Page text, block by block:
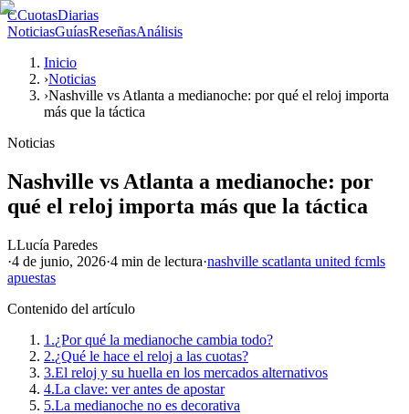
CCuotasDiarias
NoticiasGuíasReseñasAnálisis
Inicio
›Noticias
›Nashville vs Atlanta a medianoche: por qué el reloj importa
más que la táctica
Noticias
Nashville vs Atlanta a medianoche: por
qué el reloj importa más que la táctica
LLucía Paredes
·4 de junio, 2026·4 min de lectura·nashville scatlanta united fcmls
apuestas
Contenido del artículo
1.¿Por qué la medianoche cambia todo?
2.¿Qué le hace el reloj a las cuotas?
3.El reloj y su huella en los mercados alternativos
4.La clave: ver antes de apostar
5.La medianoche no es decorativa